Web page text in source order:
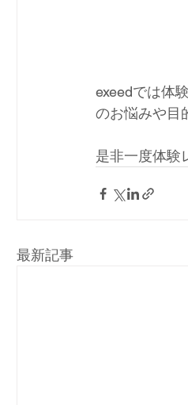
exeedでは体
のお悩みや目
是非一度体験
最新記事